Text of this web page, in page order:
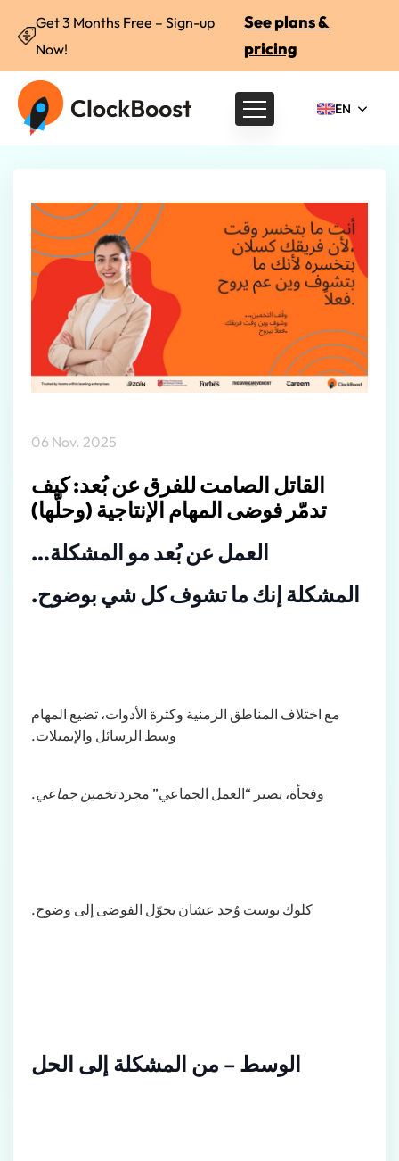
Get 3 Months Free – Sign-up
Now!
See plans &
pricing
EN
06 Nov. 2025
القاتل الصامت للفرق عن بُعد: كيف
تدمّر فوضى المهام الإنتاجية (وحلّها)
العمل عن بُعد مو المشكلة…
المشكلة إنك ما تشوف كل شي بوضوح.
مع اختلاف المناطق الزمنية وكثرة الأدوات، تضيع المهام
وسط الرسائل والإيميلات.
وفجأة، يصير “العمل الجماعي” مجردتخمين جماعي.
كلوك بوست وُجد عشان يحوّل الفوضى إلى وضوح.
الوسط – من المشكلة إلى الحل